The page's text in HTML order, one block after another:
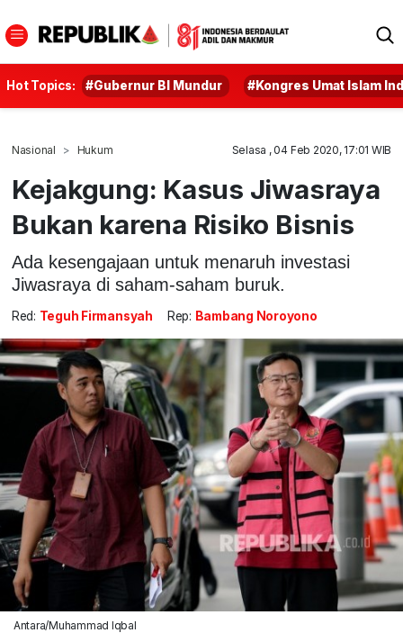
Hot Topics: #Gubernur BI Mundur #Kongres Umat Islam
Nasional Hukum Selasa , 04 Feb 2020, 17:01 WIB
Kejakgung: Kasus Jiwasraya
Bukan karena Risiko Bisnis
Ada kesengajaan untuk menaruh investasi
Jiwasraya di saham-saham buruk.
Red: Teguh Firmansyah Rep: Bambang Noroyono
Antara/Muhammad Iqbal